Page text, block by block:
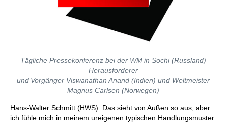
Tägliche Pressekonferenz bei der WM in Sochi (Russland)
Herausforderer
und Vorgänger Viswanathan Anand (Indien) und Weltmeister
Magnus Carlsen (Norwegen)
Hans-Walter Schmitt (HWS): Das sieht von Außen so aus, aber
ich fühle mich in meinem ureigenen typischen Handlungsmuster